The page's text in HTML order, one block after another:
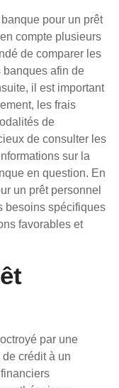
pour un prêt
compte plusieurs
de comparer les
banques afin de
il est important
les frais
de
de consulter les
sur la
en question. En
un prêt personnel
besoins spécifiques
favorables et
par une
crédit à un